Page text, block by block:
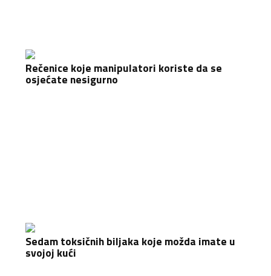
Rečenice koje manipulatori koriste da se
osjećate nesigurno
Sedam toksičnih biljaka koje možda imate u
svojoj kući